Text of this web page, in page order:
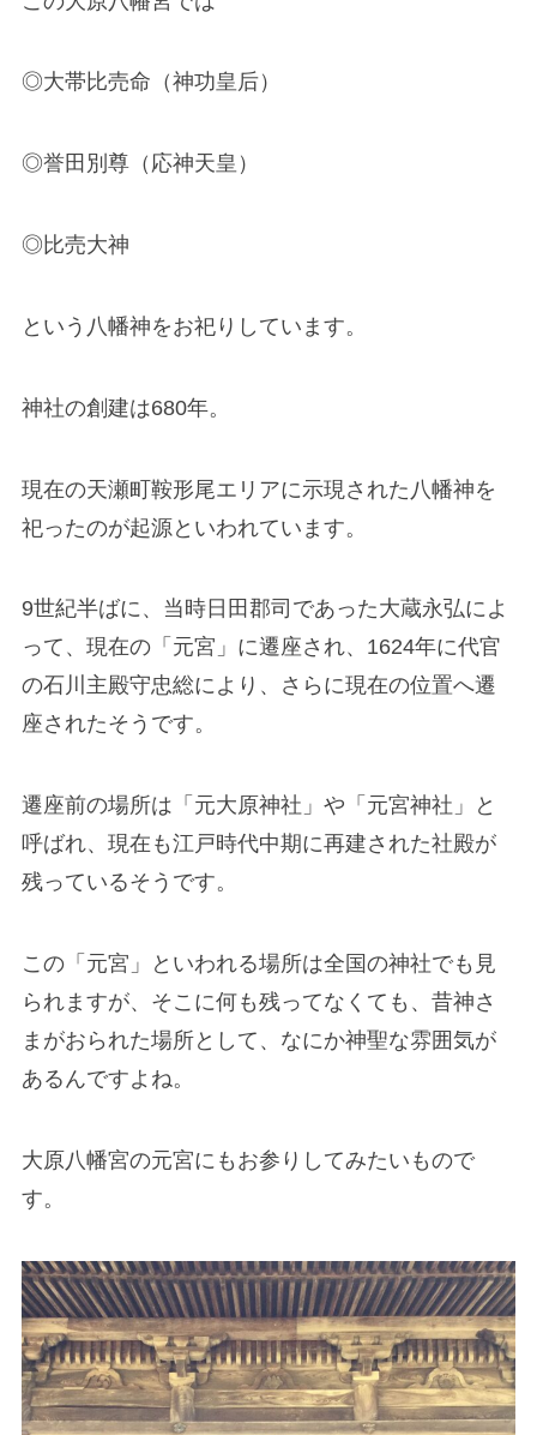
◎大帯比売命（神功皇后）
◎誉田別尊（応神天皇）
◎比売大神
という八幡神をお祀りしています。
神社の創建は680年。
現在の天瀬町鞍形尾エリアに示現された八幡神を
祀ったのが起源といわれています。
9世紀半ばに、当時日田郡司であった大蔵永弘によ
って、現在の「元宮」に遷座され、1624年に代官
の石川主殿守忠総により、さらに現在の位置へ遷
座されたそうです。
遷座前の場所は「元大原神社」や「元宮神社」と
呼ばれ、現在も江戸時代中期に再建された社殿が
残っているそうです。
この「元宮」といわれる場所は全国の神社でも見
られますが、そこに何も残ってなくても、昔神さ
まがおられた場所として、なにか神聖な雰囲気が
あるんですよね。
大原八幡宮の元宮にもお参りしてみたいもので
す。